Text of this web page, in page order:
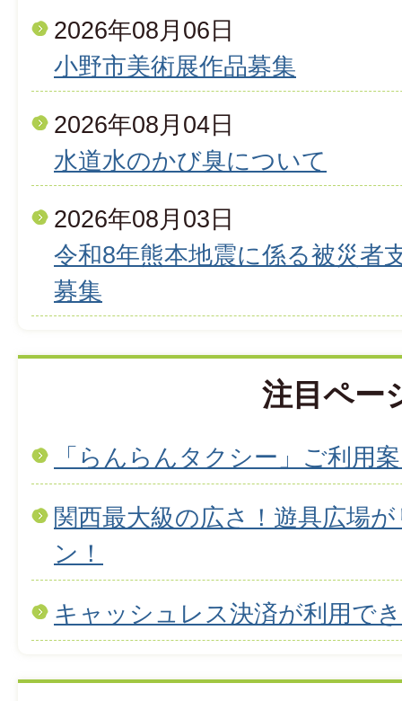
2026年08月06日
小野市美術展作品募集
2026年08月04日
水道水のかび臭について
2026年08月03日
令和8年熊本地震に係る被災者
募集
注目ペー
「らんらんタクシー」ご利用
関西最大級の広さ！遊具広場
ン！
キャッシュレス決済が利用で